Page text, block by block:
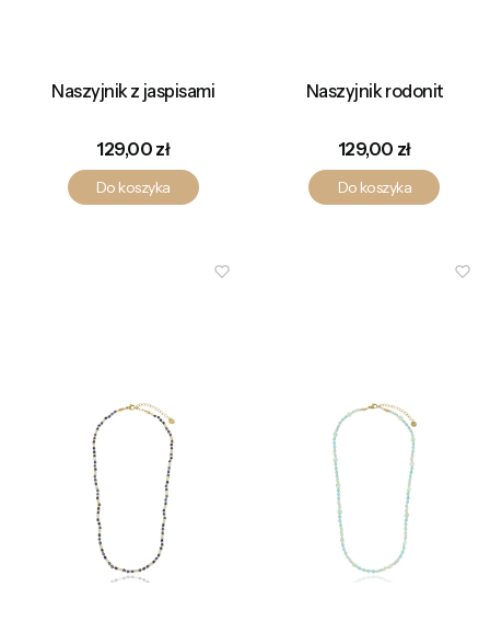
Naszyjnik z jaspisami
Cena
129,00 zł
Do koszyka
Naszyjnik rodonit
Cena
129,00 zł
Do koszyka